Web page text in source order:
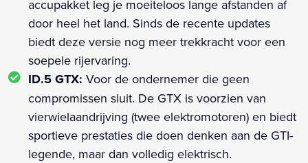
accupakket leg je moeiteloos lange afstanden af
door heel het land. Sinds de recente updates
biedt deze versie nog meer trekkracht voor een
soepele rijervaring.
ID.5 GTX: Voor de ondernemer die geen
compromissen sluit. De GTX is voorzien van
vierwielaandrijving (twee elektromotoren) en biedt
sportieve prestaties die doen denken aan de GTI-
legende, maar dan volledig elektrisch.